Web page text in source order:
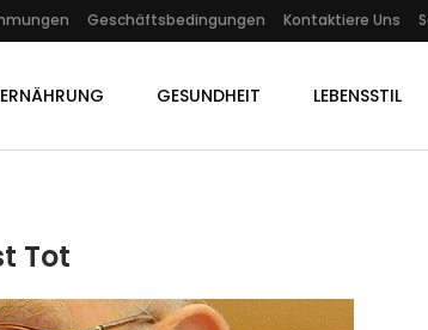
Geschäftsbedingungen Kontaktiere Uns
ERNÄHRUNG GESUNDHEIT LEBENSSTIL
Tot